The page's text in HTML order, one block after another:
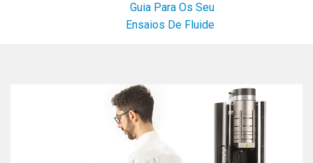
Guia Para Os Seus
Ensaios De Fluidez